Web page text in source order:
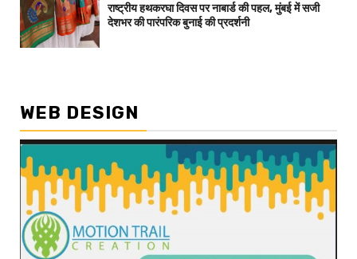
राष्ट्रीय हथकरघा दिवस पर नाबार्ड की पहल, मुंबई में सजी
देशभर की पारंपरिक बुनाई की प्रदर्शनी
WEB DESIGN